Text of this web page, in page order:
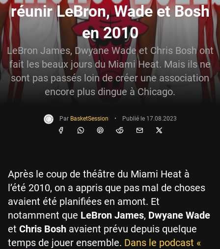
réunir LeBron, Wade et Bosh
en 2010
LeBron James, Dwyane Wade et Chris Bosh ont
fait les beaux jours du Miami Heat. Mais ils ne
sont pas passés loin de créer une association
encore plus dingue à Chicago.
Par BasketSession • Publié le 17.08.2023
Après le coup de théâtre du Miami Heat à
l’été 2010, on a appris que pas mal de choses
avaient été planifiées en amont. Et
notamment que LeBron James, Dwyane Wade
et Chris Bosh avaient prévu depuis quelque
temps de jouer ensemble. Dans le podcast «